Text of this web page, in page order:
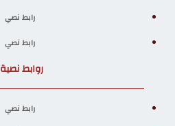
رابط نصي
رابط نصي
روابط نصية
رابط نصي